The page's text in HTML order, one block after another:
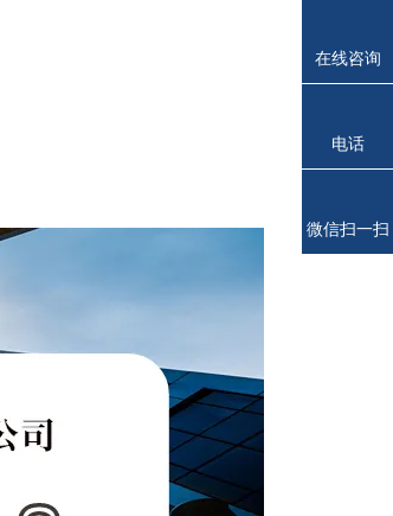
在线咨询
电话
微信扫一扫